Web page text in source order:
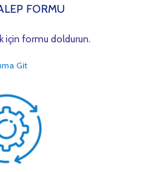
FORMU
için formu doldurun.
Git